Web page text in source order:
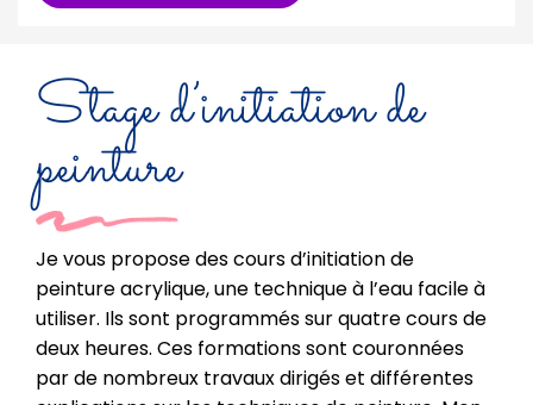
Stage d’initiation de
peinture
Je vous propose des cours d’initiation de
peinture acrylique, une technique à l’eau facile à
utiliser. Ils sont programmés sur quatre cours de
deux heures. Ces formations sont couronnées
par de nombreux travaux dirigés et différentes